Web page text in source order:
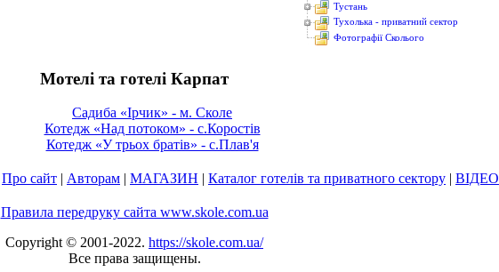
Тустань
Тухолька - приватний сектор
Фотографії Сколього
Мотелі та готелі Карпат
Садиба «Ірчик» - м. Сколе
Котедж «Над потоком» - с.Коростів
Котедж «У трьох братів» - с.Плав'я
Про сайт | Авторам | МАГАЗИН | Каталог готелів та приватного сектору | ВІДЕО
Правила передруку сайта www.skole.com.ua
Copyright © 2001-2022. https://skole.com.ua/
Все права защищены.